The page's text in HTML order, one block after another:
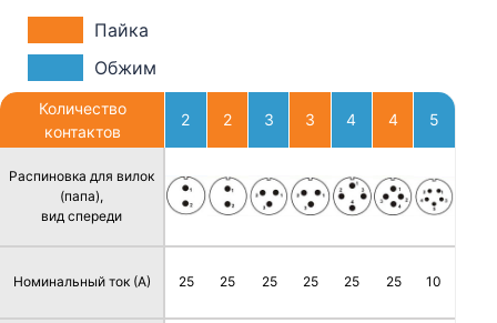
Пайка
Обжим
Количество
контактов
Распиновка для вилок
(папа),
вид спереди
Номинальный ток (А)
2
25
2
25
3
25
3
25
4
25
4
25
5
10